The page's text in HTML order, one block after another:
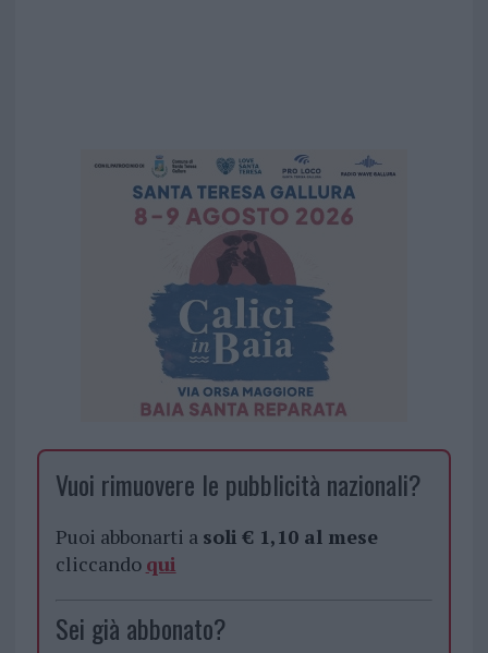
Vuoi rimuovere le pubblicità nazionali?
Puoi abbonarti a soli € 1,10 al mese
cliccando qui
Sei già abbonato?